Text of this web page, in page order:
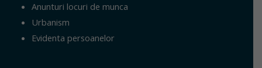
Anunturi locuri de munca
Urbanism
Evidenta persoanelor